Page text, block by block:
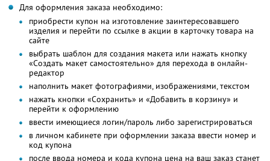
Для оформления заказа необходимо:
приобрести купон на изготовление заинтересовавшего
изделия и перейти по ссылке в акции в карточку товара на
сайте
выбрать шаблон для создания макета или нажать кнопку
«Создать макет самостоятельно» для перехода в онлайн-
редактор
наполнить макет фотографиями, изображениями, текстом
нажать кнопки «Сохранить» и «Добавить в корзину» и
перейти к оформлению
ввести имеющиеся логин/пароль либо зарегистрироваться
в личном кабинете при оформлении заказа ввести номер и
код купона
после ввода номера и кода купона цена на ваш заказ станет